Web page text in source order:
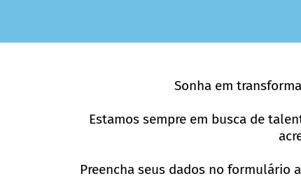
Sonha em
Estamos sempre em busca de
Preencha seus dados no formulário